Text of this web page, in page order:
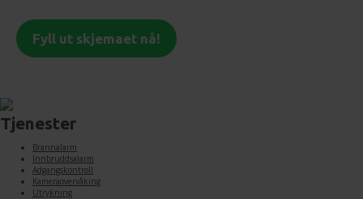
Fyll ut skjemaet nå!
Tjenester
Brannalarm
Innbruddsalarm
Adgangskontroll
Kameraovervåking
Utrykning